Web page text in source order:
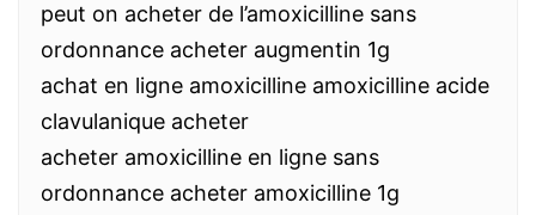
peut on acheter de l’amoxicilline sans
ordonnance acheter augmentin 1g
achat en ligne amoxicilline amoxicilline acide
clavulanique acheter
acheter amoxicilline en ligne sans
ordonnance acheter amoxicilline 1g